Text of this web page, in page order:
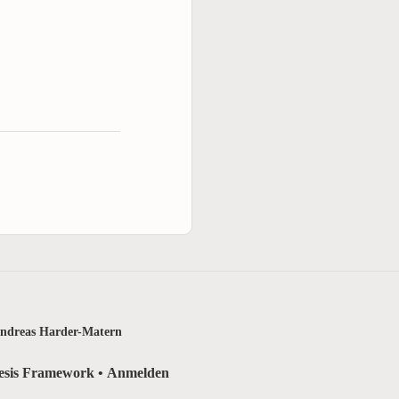
Harder-Matern
Framework • Anmelden